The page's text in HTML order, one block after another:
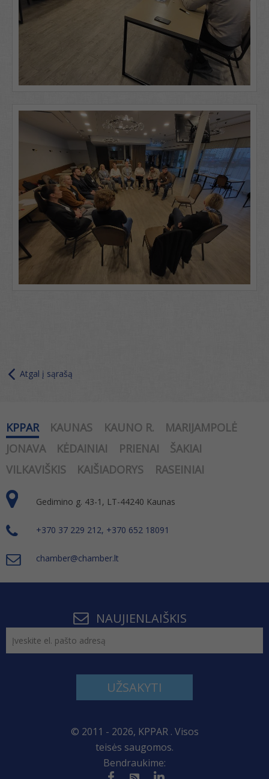
Atgal į sąrašą
KPPAR KAUNAS KAUNO R.
MARIJAMPOLĖ
JONAVA
KĖDAINIAI PRIENAI
ŠAKIAI
VILKAVIŠKIS
KAIŠIADORYS RASEINIAI
Gedimino g. 43-1, LT-44240 Kaunas
+370 37 229 212, +370 652 18091
chamber@chamber.lt
NAUJIENLAIŠKIS
UŽSAKYTI
© 2011 - 2026, KPPAR . Visos
teisės saugomos.
Bendraukime: